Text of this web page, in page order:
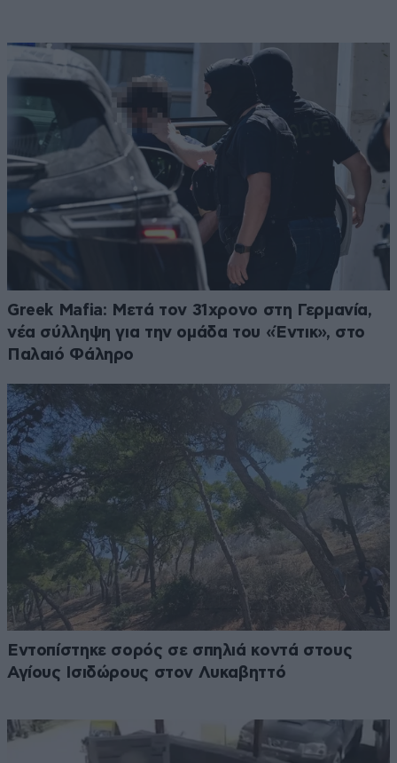
Greek Mafia: Μετά τον 31χρονο στη Γερμανία,
νέα σύλληψη για την ομάδα του «Έντικ», στο
Παλαιό Φάληρο
Εντοπίστηκε σορός σε σπηλιά κοντά στους
Αγίους Ισιδώρους στον Λυκαβηττό